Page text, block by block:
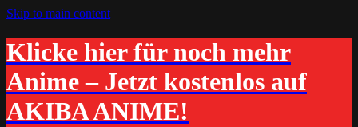
Skip to main content
Klicke hier für noch mehr
Anime – Jetzt kostenlos auf
AKIBA ANIME!